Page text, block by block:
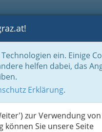
BRANCHEN
ein. Einige
helfen dabei, das
Erklärung.
zur Verwendung von
können Sie unsere Seite
Optik- & Medizinproduktehandel